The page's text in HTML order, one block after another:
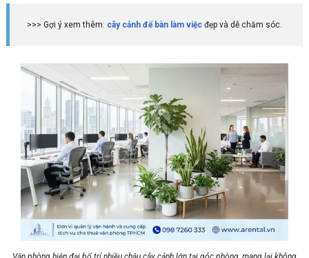
>>> Gợi ý xem thêm: cây cảnh để bàn làm việcđẹp và dễ chăm sóc.